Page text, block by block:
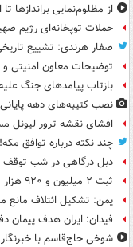
از مظلوم‌نمایی براندازها
حملات توپخانه‌ای رژیم
صفار هرندی: تشییع
توضیحات معاون امنیتی و
بازتاب پیامدهای جنگ
نصب کتیبه‌های دهه
افشای نقشه ترور لیونل
چند نکته درباره توافق مکه!
دبل درگاهی در شب توقف
ثبت ۲ میلیون و ۹۲۰ هزار تردد در مرز مهران طی ایام اربعین
یمن: تشکیل ائتلاف مانع
فیدان: ایران هدف پیمان
شوخی حاج‌قاسم با